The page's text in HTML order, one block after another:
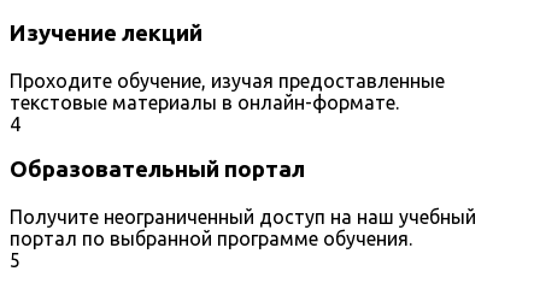
Изучение лекций
Проходите обучение, изучая предоставленные
текстовые материалы в онлайн-формате.
4
Образовательный портал
Получите неограниченный доступ на наш учебный
портал по выбранной программе обучения.
5